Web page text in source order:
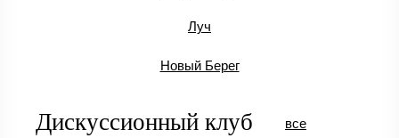
Луч
Новый Берег
Дискуссионный клуб все